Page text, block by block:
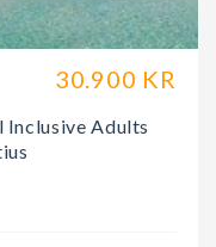
30.900 KR
Inclusive Adults